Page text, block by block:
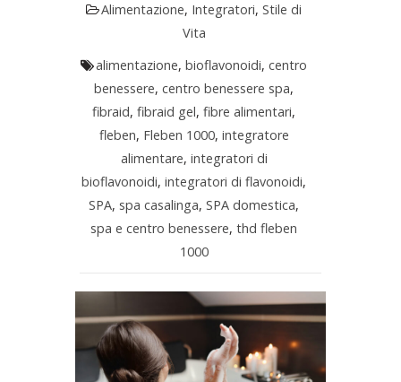
Alimentazione, Integratori,Stile di
Vita
alimentazione,bioflavonoidi,centro
benessere,centro benessere spa,
fibraid,fibraid gel,fibre alimentari,
fleben, Fleben 1000, integratore
alimentare, integratori di
bioflavonoidi,integratori di flavonoidi,
SPA, spa casalinga,SPA domestica,
spa e centro benessere,thd fleben
1000